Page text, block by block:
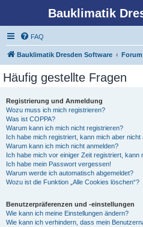
Bauklimatik
FAQ
Bauklimatik Dresden Software Forum
Häufig gestellte Fragen
Registrierung und Anmeldung
Wozu muss ich mich registrieren?
Was ist COPPA?
Warum kann ich mich nicht registrieren?
Ich habe mich registriert, kann mich aber nicht
Warum kann ich mich nicht anmelden?
Ich habe mich vor einiger Zeit registriert, kann
Ich habe mein Passwort vergessen!
Warum werde ich automatisch abgemeldet?
Wozu ist die Funktion „Alle Cookies löschen“?
Benutzerpräferenzen und -einstellungen
Wie kann ich meine Einstellungen ändern?
Wie kann ich verhindern, dass mein